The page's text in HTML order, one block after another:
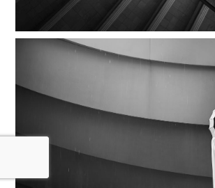
למחירון ולפרטים נוספים